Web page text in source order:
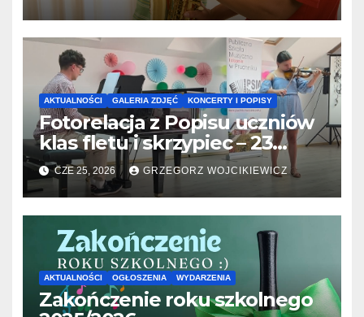
AKTUALNOŚCI GALERIA ZDJĘĆ KONCERTY I POPISY
Fotorelacja z Popisu uczniów
klas fletu i skrzypiec – 23
06.2026
CZE 25, 2026 GRZEGORZ WOJCIKIEWICZ
AKTUALNOŚCI OGŁOSZENIA WYDARZENIA
Zakończenie roku szkolnego